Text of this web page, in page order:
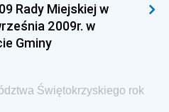
Sprawiedliwości
Rozwoju i Finansów
Urzędu Górniczego
Urzędu Transportu
Rady Miejskiej w
2009r. w
Gminy
Świętokrzyskiego rok